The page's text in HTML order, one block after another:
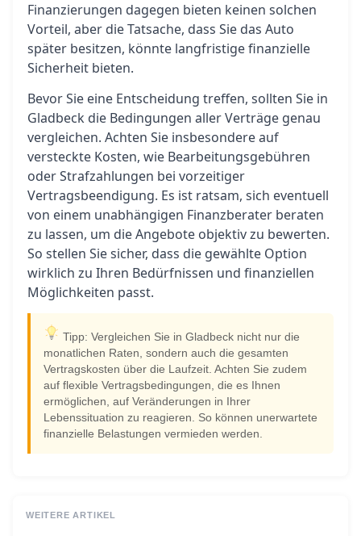
Finanzierungen dagegen bieten keinen solchen
Vorteil, aber die Tatsache, dass Sie das Auto
später besitzen, könnte langfristige finanzielle
Sicherheit bieten.
Bevor Sie eine Entscheidung treffen, sollten Sie in
Gladbeck die Bedingungen aller Verträge genau
vergleichen. Achten Sie insbesondere auf
versteckte Kosten, wie Bearbeitungsgebühren
oder Strafzahlungen bei vorzeitiger
Vertragsbeendigung. Es ist ratsam, sich eventuell
von einem unabhängigen Finanzberater beraten
zu lassen, um die Angebote objektiv zu bewerten.
So stellen Sie sicher, dass die gewählte Option
wirklich zu Ihren Bedürfnissen und finanziellen
Möglichkeiten passt.
Tipp: Vergleichen Sie in Gladbeck nicht nur die
monatlichen Raten, sondern auch die gesamten
Vertragskosten über die Laufzeit. Achten Sie zudem
auf flexible Vertragsbedingungen, die es Ihnen
ermöglichen, auf Veränderungen in Ihrer
Lebenssituation zu reagieren. So können unerwartete
finanzielle Belastungen vermieden werden.
WEITERE ARTIKEL